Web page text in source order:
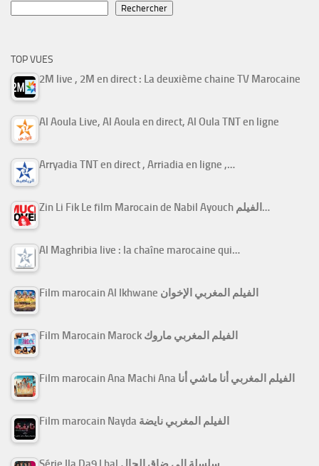
Rechercher
TOP VUES
2M live , 2M en direct : La deuxième chaine TV Marocaine
Al Aoula Live, Al Aoula en direct, Al Oula TNT en ligne
Arryadia TNT en direct , Arriadia en ligne ,…
Zin Li Fik Le film Marocain de Nabil Ayouch الفيلم…
Al Maghribia live : la chaîne marocaine qui…
Film marocain Al Ikhwane الفيلم المغربي الإخوان
Film Marocain Marock الفيلم المغربي ماروك
Film marocain Ana Machi Ana الفيلم المغربي أنا ماشي أنا
Film marocain Nayda الفيلم المغربي نايضة